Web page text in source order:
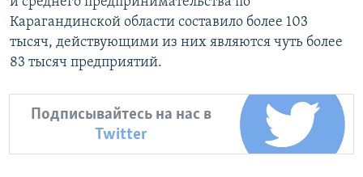
Карагандинской области составило более 103
тысяч, действующими из них являются чуть более
83 тысяч предприятий.
Подписывайтесь на нас в
Twitter